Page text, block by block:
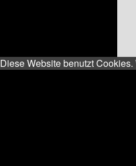
Diese Website benutzt